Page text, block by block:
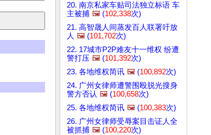
20. 南京私家车贴司法独立标语 车
主被捕 🖼️ (102,338次)
21. 高智晟人间蒸发百人联署吁放
人 🖼️ (101,702次)
22. 17城市P2P难友十一维权 纷遭
警打压 🖼️ (101,392次)
23. 各地维权简讯 🖼️ (100,892次)
24. 广州女律师遭警围殴脱光搜身
警方否认 🖼️ (100,658次)
25. 各地维权简讯 🖼️ (100,383次)
26. 广州女律师受辱案目击证人全
被抓捕 🖼️ (100,220次)